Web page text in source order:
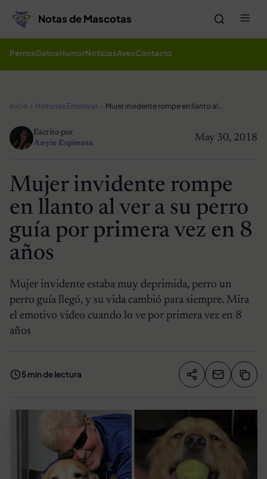
Notas de Mascotas
PerrosGatosHumorNoticiasAvesContacto
Inicio Historias Emotivas Mujer invidente rompe en llanto al ver a su perro guía por primera vez en 8 años
May 30, 2018
Escrito por
Anyie Espinosa
Mujer invidente rompe
en llanto al ver a su perro
guía por primera vez en 8
años
Mujer invidente estaba muy deprimida, perro un
perro guía llegó, y su vida cambió para siempre. Mira
el emotivo video cuando lo ve por primera vez en 8
años
5 min de lectura Compartir